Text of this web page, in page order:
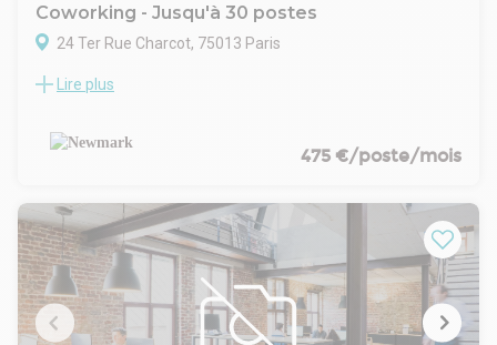
Coworking - Jusqu'à 30 postes
24 Ter Rue Charcot, 75013 Paris
Newmark, conseil en immobilier d'entreprise, vous propose à
située au 24 ter rue Charcot, dans le 13? arrondissement de
Paris. Entièrement aménagés en mode Plug & Play, ces
Pouvant accueillir environ 30 postes de travail, les locaux
sont proposés meublés et bénéficient d'un câblage
informatique, d'une connexion Internet, ainsi que des fluides
et de l'électricité inclus. Les occupants profitent également
de salles de réunion partagées, de phone boxes, d'une
cuisine équipée, d'un ascenseur et d'un contrôle d'accès
Lire plus
475 €/poste/mois